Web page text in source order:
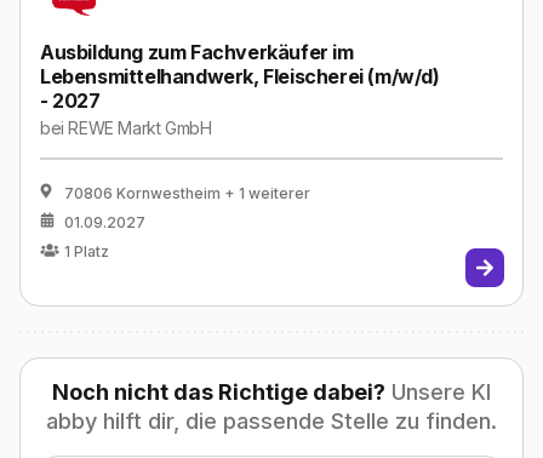
Ausbildung zum Fachverkäufer im
Lebensmittelhandwerk, Fleischerei (m/w/d)
- 2027
beiREWE Markt GmbH
70806 Kornwestheim + 1 weiterer
01.09.2027
1 Platz
Noch nicht das Richtige dabei? Unsere KI
abby hilft dir, die passende Stelle zu finden.